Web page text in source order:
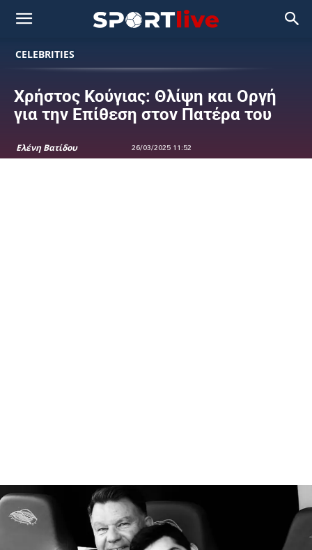
CELEBRITIES
Χρήστος Κούγιας: Θλίψη και Οργή
για την Επίθεση στον Πατέρα του
Ελένη Βατίδου 26/03/2025 11:52